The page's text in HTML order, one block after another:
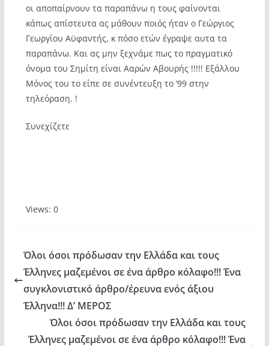
οι αποπαίρνουν τα παραπάνω η τους φαίνονται
κάπως απίστευτα ας μάθουν ποιός ήταν ο Γεώργιος
Γεωργίου Αϋφαντής, κ πόσο ετών έγραψε αυτα τα
παραπάνω. Και ας μην ξεχνάμε πως το πραγματικό
όνομα του Σημίτη είναι Ααρών Αβουρής !!!!! Εξάλλου
Μόνος του το είπε σε συνέντευξη το ’99 στην
τηλεόραση. !
Συνεχίζετε
Views: 0
Όλοι όσοι πρόδωσαν την Ελλάδα και τους
Έλληνες μαζεμένοι σε ένα άρθρο κόλαφο!!! Ένα
συγκλονιστικό άρθρο/έρευνα ενός άξιου
Έλληνα!!! Δ’ ΜΕΡΟΣ
Όλοι όσοι πρόδωσαν την Ελλάδα και τους
Έλληνες μαζεμένοι σε ένα άρθρο κόλαφο!!! Ένα